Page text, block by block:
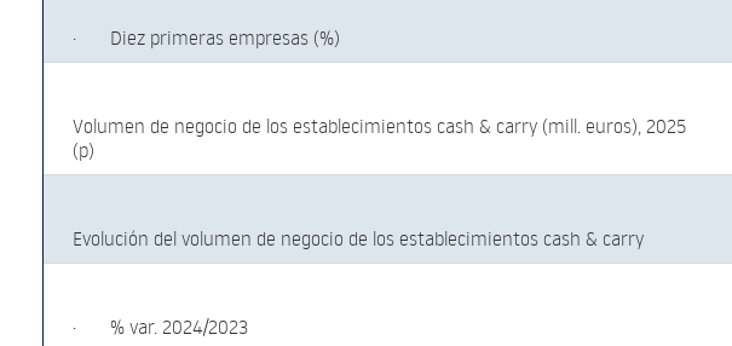
· Diez primeras empresas (%)
Volumen de negocio de los establecimientos cash & carry (mill. euros), 2025
(p)
Evolución del volumen de negocio de los establecimientos cash & carry
· % var. 2024/2023